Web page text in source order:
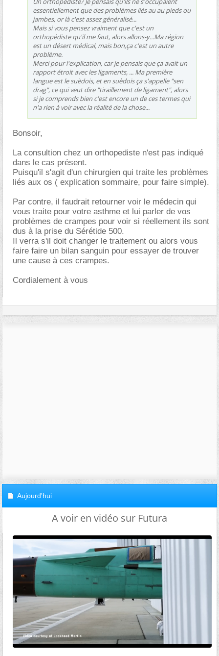
essentiellement que des problèmes liés au au pieds ou
jambes, or là c'est assez généralisé...
Mais si vous pensez vraiment que c'est un
orthopédiste qu'il me faut, alors allons-y...Ma région
est un désert médical, mais bon,ça c'est un autre
problème.
Merci pour l'explication, car je pensais que ça avait un
rapport étroit avec les ligaments, ... Ma première
langue est le suèdois, et en suèdois ça s'appelle "sen
drag", ce qui veut dire "tiraillement de ligament", alors
si je comprends bien c'est encore un de ces termes qui
n'a rien à voir avec la réalité de la chose...
Bonsoir,
La consultion chez un orthopediste n'est pas indiqué
dans le cas présent.
Puisqu'il s'agit d'un chirurgien qui traite les problèmes
liés aux os ( explication sommaire, pour faire simple).
Par contre, il faudrait retourner voir le médecin qui
vous traite pour votre asthme et lui parler de vos
problèmes de crampes pour voir si réellement ils sont
dus à la prise du Sérétide 500.
Il verra s'il doit changer le traitement ou alors vous
faire faire un bilan sanguin pour essayer de trouver
une cause à ces crampes.
Cordialement à vous
Aujourd'hui
A voir en vidéo sur Futura